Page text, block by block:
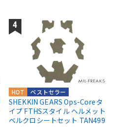
ベストセラー
HOT
SHEKKIN GEARS Ops-Coreタ
イプ FTHSスタイル ヘルメット
ベルクロシートセット TAN499